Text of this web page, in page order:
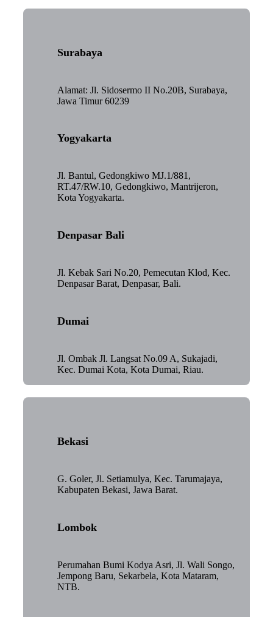
Surabaya
Alamat: Jl. Sidosermo II No.20B, Surabaya,
Jawa Timur 60239
Yogyakarta
Jl. Bantul, Gedongkiwo MJ.1/881,
RT.47/RW.10, Gedongkiwo, Mantrijeron,
Kota Yogyakarta.
Denpasar Bali
Jl. Kebak Sari No.20, Pemecutan Klod, Kec.
Denpasar Barat, Denpasar, Bali.
Dumai
Jl. Ombak Jl. Langsat No.09 A, Sukajadi,
Kec. Dumai Kota, Kota Dumai, Riau.
Bekasi
G. Goler, Jl. Setiamulya, Kec. Tarumajaya,
Kabupaten Bekasi, Jawa Barat.
Lombok
Perumahan Bumi Kodya Asri, Jl. Wali Songo,
Jempong Baru, Sekarbela, Kota Mataram,
NTB.